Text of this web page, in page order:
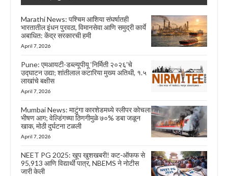
Marathi News: पश्चिम आशिया संघर्षातही
भारतातील इंधन पुरवठा, विमानसेवा आणि समुद्री कार्ये
अबाधित: केंद्र सरकारची हमी
April 7, 2026
Pune: एमआयटी-डब्ल्यूपीयू ‘निर्मिती २०२६’चे
उद्घाटन उद्या; शांतीलाल कटारिया मुख्य अतिथी, १.५
लाखांचे बक्षीस
April 7, 2026
Mumbai News: माटुंगा कारशेडमध्ये स्लीपर कोचला
भीषण आग; वेल्डिंगच्या ठिणगीमुळे ७०% डबा जळून
खाक, मोठी दुर्घटना टळली
April 7, 2026
NEET PG 2025: खूप खुशखबरी! कट-ऑफफ से
95,913 आणि विद्यार्थी पात्र, NBEMS ने नोटीस
जारी केली